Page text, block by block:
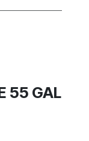
55 GAL